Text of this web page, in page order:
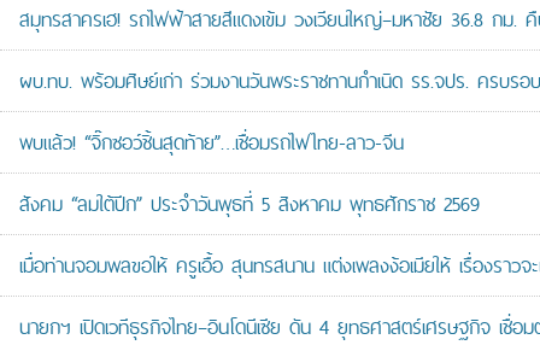
สมุทรสาครเฮ! รถไฟฟ้าสายสีแดงเข้ม วงเวียนใหญ่–มหาชัย 36.8 ก
ผบ.ทบ. พร้อมศิษย์เก่า ร่วมงานวันพระราชทานกำเนิด รร.จปร. ครบ
พบแล้ว! “จิ๊กซอว์ชิ้นสุดท้าย”…เชื่อมรถไฟไทย-ลาว-จีน
สังคม “ลมใต้ปีก” ประจำวันพุธที่ 5 สิงหาคม พุทธศักราช 2569
เมื่อท่านจอมพลขอให้ ครูเอื้อ สุนทรสนาน แต่งเพลงง้อเมียให้ เรื่องราวจะ
นายกฯ เปิดเวทีธุรกิจไทย–อินโดนีเซีย ดัน 4 ยุทธศาสตร์เศรษฐกิจ เ